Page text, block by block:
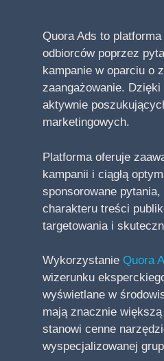
Quora Ads to
odbiorców poprzez
kampanie w oparciu o
zaangażowanie.
aktywnie
marketingowych.
Platforma oferuje
kampanii i ciągłą
sponsorowane
charakteru treści
targetowania i
Wykorzystanie Quora
wizerunku
wyświetlane w
mają znacznie
stanowi cenne
wyspecjalizowanej